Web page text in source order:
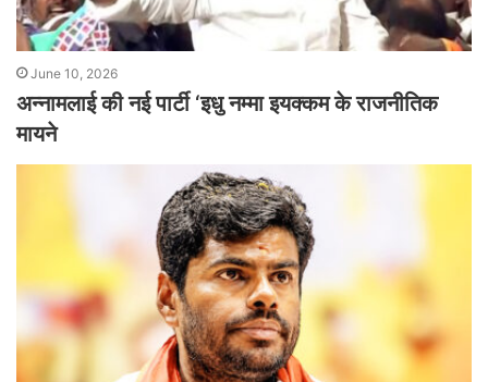
June 10, 2026
अन्नामलाई की नई पार्टी ‘इधु नम्मा इयक्कम के राजनीतिक
मायने